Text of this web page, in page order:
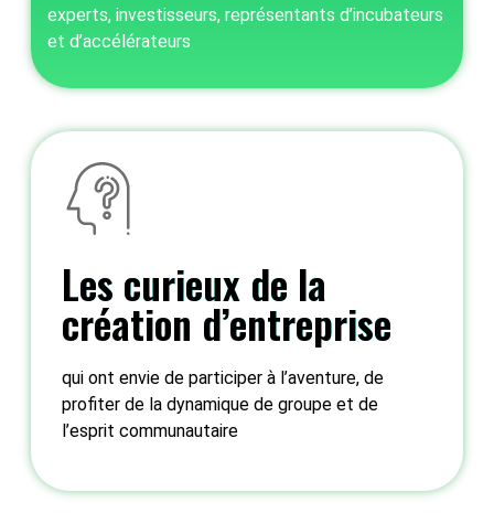
24
54
experts, investisseurs, représentants d’incubateurs
et d’accélérateurs
Les curieux de la
création d’entreprise
qui ont envie de participer à l’aventure, de
profiter de la dynamique de groupe et de
l’esprit communautaire